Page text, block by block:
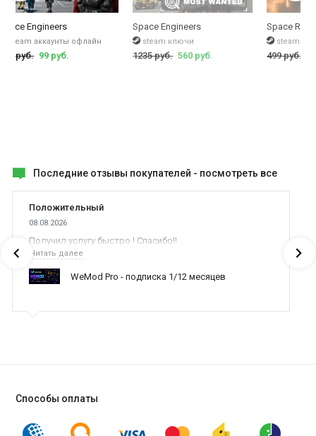
Engineers
steam аккаунты офлайн
руб. 99 руб.
Space Engineers
steam ключи
1235 руб. 560 руб.
Space
steam
499 руб.
Последние отзывы покупателей - посмотреть все
Положительный
08.08.2026
Получил услугу быстро ! Спасибо!!
Читать далее
WeMod Pro - подписка 1/12 месяцев
Способы оплаты